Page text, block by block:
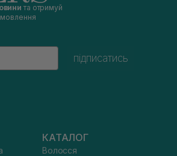
та отримуй
підписатись
КАТАЛОГ
Волосся